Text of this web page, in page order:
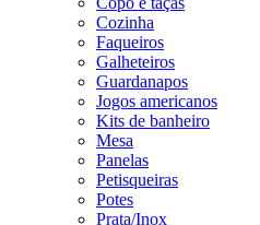
Cozinha
Faqueiros
Galheteiros
Guardanapos
Jogos americanos
Kits de banheiro
Mesa
Panelas
Petisqueiras
Potes
Prata/Inox